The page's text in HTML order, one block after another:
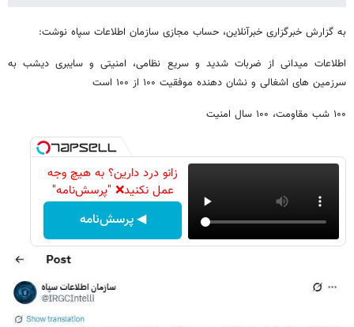
به گزارش خبرگزاری خبرآنلاین، حساب مجازی سازمان اطلاعات سپاه نوشت:
اطلاعات میدانی از ضربات شدید و سریع نظامی، امنیتی و سایبری دیشب به
سرزمین های اشغالی و نشان دهنده موفقیت ۱۰۰ از ۱۰۰ است
۱۰۰ شب مقاومت، ۱۰۰ سال امنیت
زانو درد دارین؟ به هیچ وجه
عمل نکنید❌ "پرسش‌نامه"
◀ پرسش‌نامه